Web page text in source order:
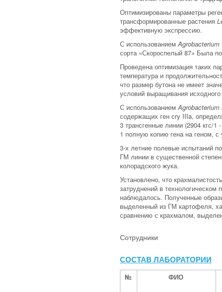
Оптимизированы параметры
трансформированные растения
эффективную экспрессию.
С использованием
сорта «Скороспелый 87» Была
Проведена оптимизация таких
температура и
что размер бутона не имеет
условий выращивания
С использованиемAgrobacterium
содержащих ген cry IIIa,
3 трансгенные линии (2904 кгс/
1 полную копию гена на геном, с
3-х летние полевые испытаний
ГМ линии в существенной
колорадского жука.
Установлено, что
затруднений в
наблюдалось. Полученные
выделенный из ГМ картофеля,
сравнению с крахмалом,
Сотрудники
СОСТАВ ЛАБОРАТОРИИ
№ ФИО